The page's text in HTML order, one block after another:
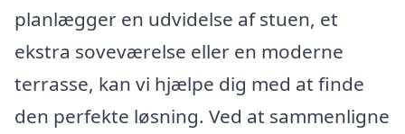
planlægger en udvidelse af stuen, et
ekstra soveværelse eller en moderne
terrasse, kan vi hjælpe dig med at finde
den perfekte løsning. Ved at sammenligne